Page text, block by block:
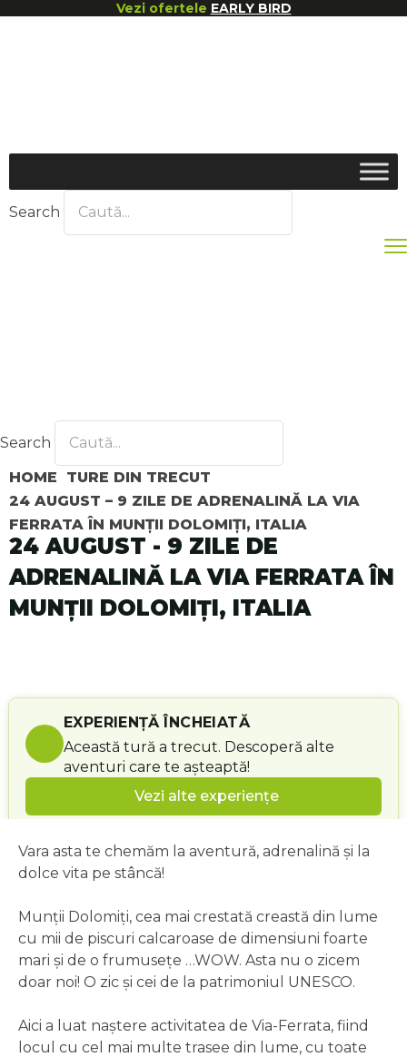
Vezi ofertele EARLY BIRD
Search
Search
HOME
TURE DIN TRECUT
24 AUGUST – 9 ZILE DE ADRENALINĂ LA VIA
FERRATA ÎN MUNȚII DOLOMIȚI, ITALIA
24 AUGUST - 9 ZILE DE
ADRENALINĂ LA VIA FERRATA ÎN
MUNȚII DOLOMIȚI, ITALIA
EXPERIENȚĂ ÎNCHEIATĂ
Această tură a trecut. Descoperă alte
aventuri care te așteaptă!
Vezi alte experiențe
Vara asta te chemăm la aventură, adrenalină și la
dolce vita pe stâncă!
Munții Dolomiți, cea mai crestată creastă din lume
cu mii de piscuri calcaroase de dimensiuni foarte
mari și de o frumusețe …WOW. Asta nu o zicem
doar noi! O zic și cei de la patrimoniul UNESCO.
Aici a luat naștere activitatea de Via-Ferrata, fiind
locul cu cel mai multe trasee din lume, cu toate